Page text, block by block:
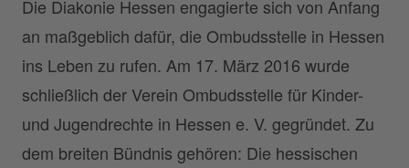
Die Diakonie Hessen engagierte sich von Anfang
an maßgeblich dafür, die Ombudsstelle in Hessen
ins Leben zu rufen. Am 17. März 2016 wurde
schließlich der Verein Ombudsstelle für Kinder-
und Jugendrechte in Hessen e. V. gegründet. Zu
dem breiten Bündnis gehören: Die hessischen